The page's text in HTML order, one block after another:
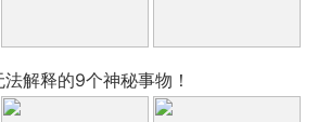
解释的9个神秘事物！